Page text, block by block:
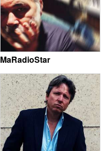
MaRadioStar